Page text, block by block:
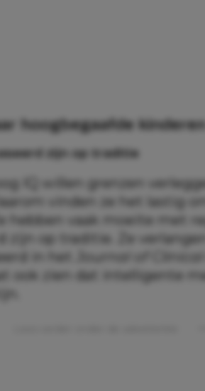
hoogbegaafde
zijn op traditie
IQ willen grenzen
vinden ze het lastig
hebben vaak moeite met
zijn op traditie. Ze
in het
Journal of
ook zien dat intelligente